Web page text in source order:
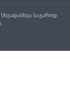
საჯაროდ